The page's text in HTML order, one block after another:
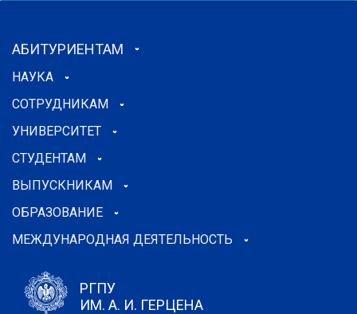
АБИТУРИЕНТАМ
НАУКА
СОТРУДНИКАМ
УНИВЕРСИТЕТ
СТУДЕНТАМ
ВЫПУСКНИКАМ
ОБРАЗОВАНИЕ
МЕЖДУНАРОДНАЯ ДЕЯТЕЛЬНОСТЬ
РГПУ
ИМ. А. И. ГЕРЦЕНА